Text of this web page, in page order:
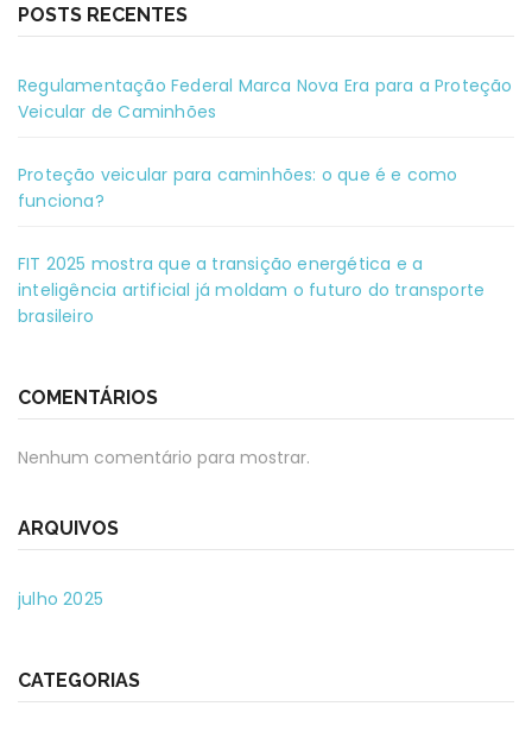
POSTS RECENTES
Regulamentação Federal Marca Nova Era para a Proteção
Veicular de Caminhões
Proteção veicular para caminhões: o que é e como
funciona?
FIT 2025 mostra que a transição energética e a
inteligência artificial já moldam o futuro do transporte
brasileiro
COMENTÁRIOS
Nenhum comentário para mostrar.
ARQUIVOS
julho 2025
CATEGORIAS